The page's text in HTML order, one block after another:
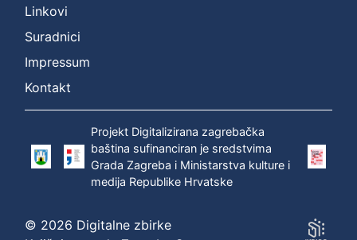
Linkovi
Suradnici
Impressum
Kontakt
Projekt Digitalizirana zagrebačka
baština sufinanciran je sredstvima
Grada Zagreba i Ministarstva kulture i
medija Republike Hrvatske
© 2026 Digitalne zbirke